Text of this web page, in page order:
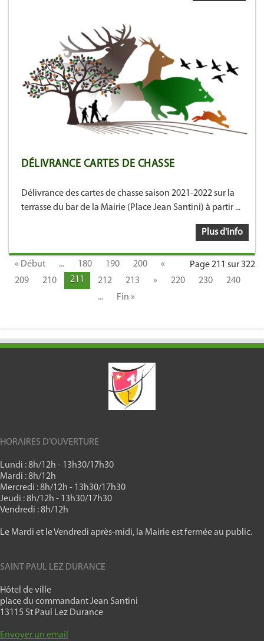
DÉLIVRANCE CARTES DE CHASSE
Délivrance des cartes de chasse saison 2021-2022 sur la
terrasse du bar de la Mairie (Place Jean Santini) à partir ...
Plus d'info
Page 211 sur 322
« Début ... 180 190 200
«
209
210 211 212 213 » 220 230
240
...
Fin »
HORAIRES D’OUVERTURE
Lundi : 8h/12h - 13h30/17h30
Mardi : 8h/12h
Mercredi : 8h/12h - 13h30/17h30
Jeudi : 8h/12h - 13h30/17h30
Vendredi : 8h/12h
Le Mardi et le Vendredi après-midi, la Mairie est fermée au public.
SAINT PAUL LEZ DURANCE
Hôtel de ville
place du commandant Jean Santini
13115 St Paul Lez Durance
Envoyer un email